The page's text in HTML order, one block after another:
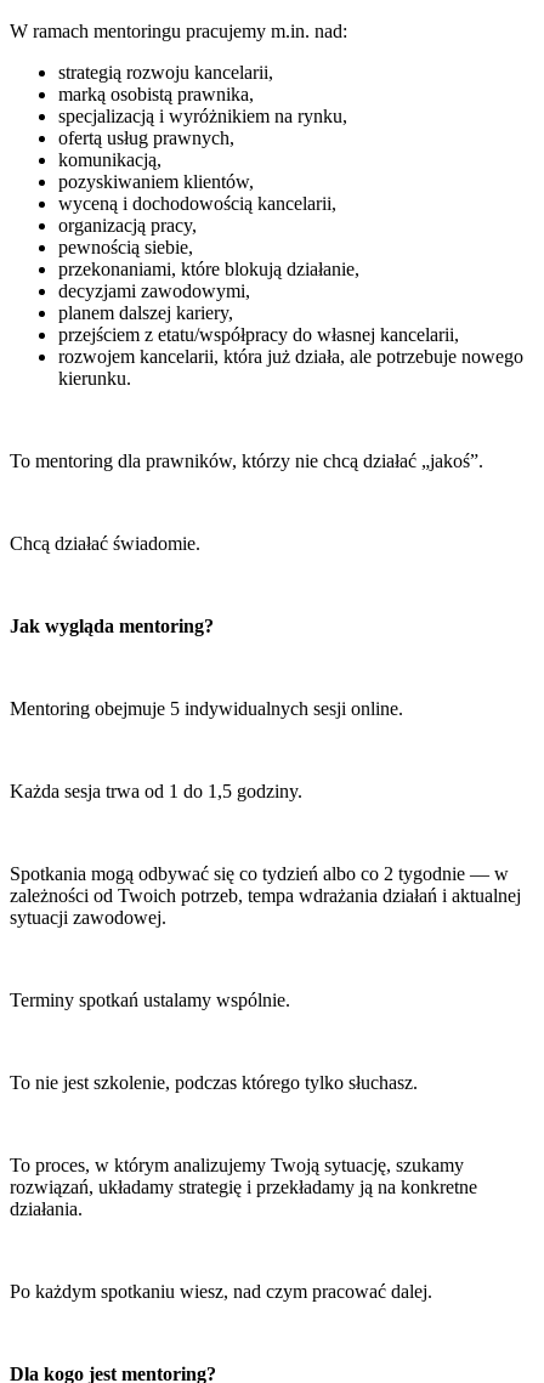
W ramach mentoringu pracujemy m.in. nad:
strategią rozwoju kancelarii,
marką osobistą prawnika,
specjalizacją i wyróżnikiem na rynku,
ofertą usług prawnych,
komunikacją,
pozyskiwaniem klientów,
wyceną i dochodowością kancelarii,
organizacją pracy,
pewnością siebie,
przekonaniami, które blokują działanie,
decyzjami zawodowymi,
planem dalszej kariery,
przejściem z etatu/współpracy do własnej kancelarii,
rozwojem kancelarii, która już działa, ale potrzebuje nowego
kierunku.
To mentoring dla prawników, którzy nie chcą działać „jakoś”.
Chcą działać świadomie.
Jak wygląda mentoring?
Mentoring obejmuje 5 indywidualnych sesji online.
Każda sesja trwa od 1 do 1,5 godziny.
Spotkania mogą odbywać się co tydzień albo co 2 tygodnie — w
zależności od Twoich potrzeb, tempa wdrażania działań i aktualnej
sytuacji zawodowej.
Terminy spotkań ustalamy wspólnie.
To nie jest szkolenie, podczas którego tylko słuchasz.
To proces, w którym analizujemy Twoją sytuację, szukamy
rozwiązań, układamy strategię i przekładamy ją na konkretne
działania.
Po każdym spotkaniu wiesz, nad czym pracować dalej.
Dla kogo jest mentoring?